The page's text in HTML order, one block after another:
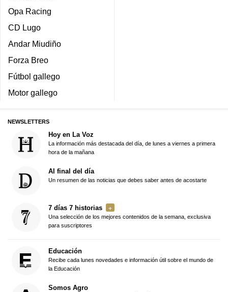
Opa Racing
CD Lugo
Andar Miudiño
Forza Breo
Fútbol gallego
Motor gallego
NEWSLETTERS
Hoy en La Voz
La información más destacada del día, de lunes a viernes a primera
hora de la mañana
Al final del día
Un resumen de las noticias que debes saber antes de acostarte
7 días 7 historias
Una selección de los mejores contenidos de la semana, exclusiva
para suscriptores
Educación
Recibe cada lunes novedades e información útil sobre el mundo de
la Educación
Somos Agro